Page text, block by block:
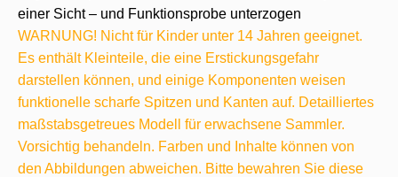
einer Sicht – und Funktionsprobe unterzogen
WARNUNG! Nicht für Kinder unter 14 Jahren geeignet.
Es enthält Kleinteile, die eine Erstickungsgefahr
darstellen können, und einige Komponenten weisen
funktionelle scharfe Spitzen und Kanten auf. Detailliertes
maßstabsgetreues Modell für erwachsene Sammler.
Vorsichtig behandeln. Farben und Inhalte können von
den Abbildungen abweichen. Bitte bewahren Sie diese